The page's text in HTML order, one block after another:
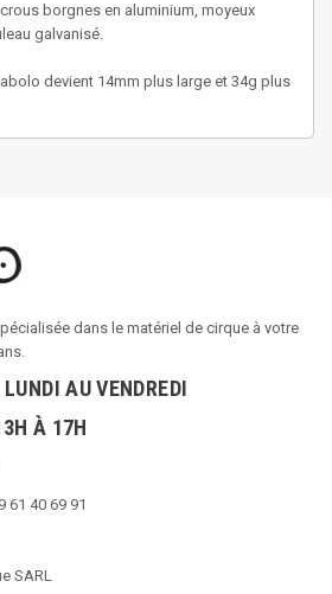
borgnes en aluminium, moyeux
galvanisé.
devient 14mm plus large et 34g plus
dans le matériel de cirque à votre
AU VENDREDI
À 17H
61 40 69 91
SARL